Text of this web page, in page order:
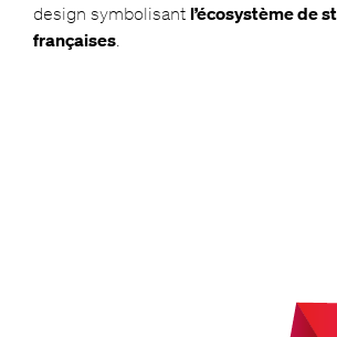
design symbolisant l’écosystème de
françaises.